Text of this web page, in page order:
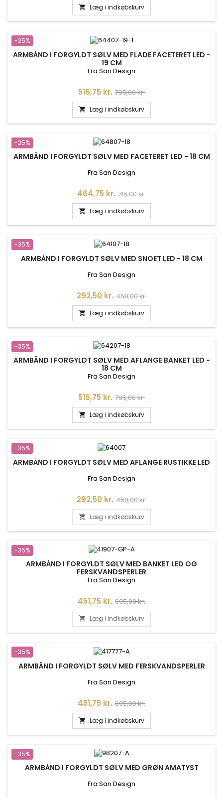
 Læg i indkøbskurv
-35%
ARMBÅND I FORGYLDT SØLV MED FLADE FACETERET LED -
19 CM
Fra San Design
Pris
516,75 kr. Normalpris
795,00 kr.
 Læg i indkøbskurv
-35%
ARMBÅND I FORGYLDT SØLV MED FACETERET LED - 18 CM
Fra San Design
Pris
464,75 kr. Normalpris
715,00 kr.
 Læg i indkøbskurv
-35%
ARMBÅND I FORGYLDT SØLV MED SNOET LED - 18 CM
Fra San Design
Pris
292,50 kr. Normalpris
450,00 kr.
 Læg i indkøbskurv
-35%
ARMBÅND I FORGYLDT SØLV MED AFLANGE BANKET LED -
18 CM
Fra San Design
Pris
516,75 kr. Normalpris
795,00 kr.
 Læg i indkøbskurv
-35%
ARMBÅND I FORGYLDT SØLV MED AFLANGE RUSTIKKE LED
Fra San Design
Pris
292,50 kr. Normalpris
450,00 kr.
 Læg i indkøbskurv
-35%
ARMBÅND I FORGYLDT SØLV MED BANKET LED OG
FERSKVANDSPERLER
Fra San Design
Pris
451,75 kr. Normalpris
695,00 kr.
 Læg i indkøbskurv
-35%
ARMBÅND I FORGYLDT SØLV MED FERSKVANDSPERLER
Fra San Design
Pris
451,75 kr. Normalpris
695,00 kr.
 Læg i indkøbskurv
-35%
ARMBÅND I FORGYLDT SØLV MED GRØN AMATYST
Fra San Design